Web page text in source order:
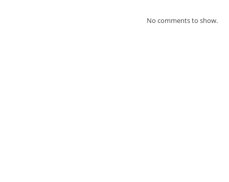
No comments to show.